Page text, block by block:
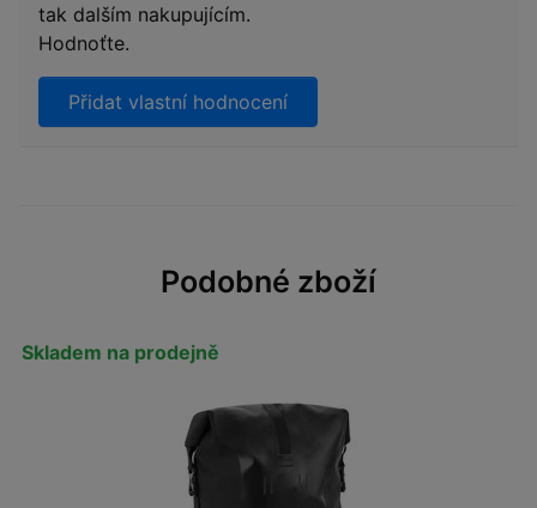
tak dalším nakupujícím.
Hodnoťte.
Přidat vlastní hodnocení
Podobné zboží
Skladem na prodejně